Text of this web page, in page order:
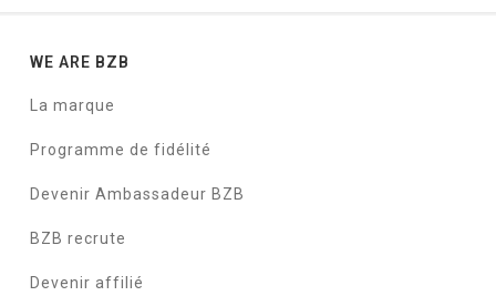
WE ARE BZB
La marque
Programme de fidélité
Devenir Ambassadeur BZB
BZB recrute
Devenir affilié